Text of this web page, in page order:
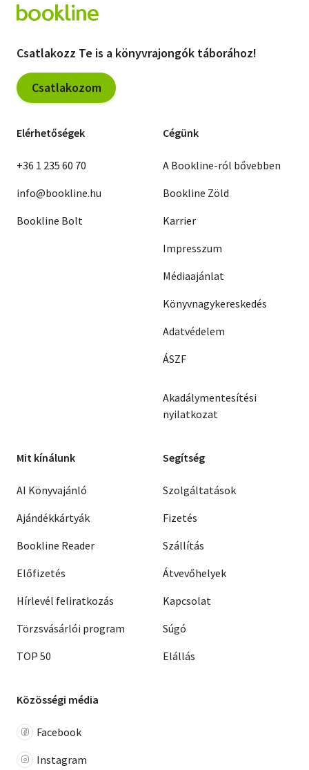
Csatlakozz Te is a könyvrajongók táborához!
Csatlakozom
Elérhetőségek
+36 1 235 60 70
info@bookline.hu
Bookline Bolt
Cégünk
A Bookline-ról bővebben
Bookline Zöld
Karrier
Impresszum
Médiaajánlat
Könyvnagykereskedés
Adatvédelem
ÁSZF
Akadálymentesítési
nyilatkozat
Mit kínálunk
AI Könyvajánló
Ajándékkártyák
Bookline Reader
Előfizetés
Hírlevél feliratkozás
Törzsvásárlói program
TOP 50
Segítség
Szolgáltatások
Fizetés
Szállítás
Átvevőhelyek
Kapcsolat
Súgó
Elállás
Közösségi média
Facebook
Instagram